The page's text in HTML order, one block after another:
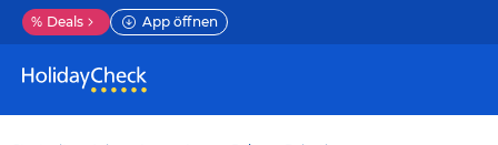
% Deals App öffnen